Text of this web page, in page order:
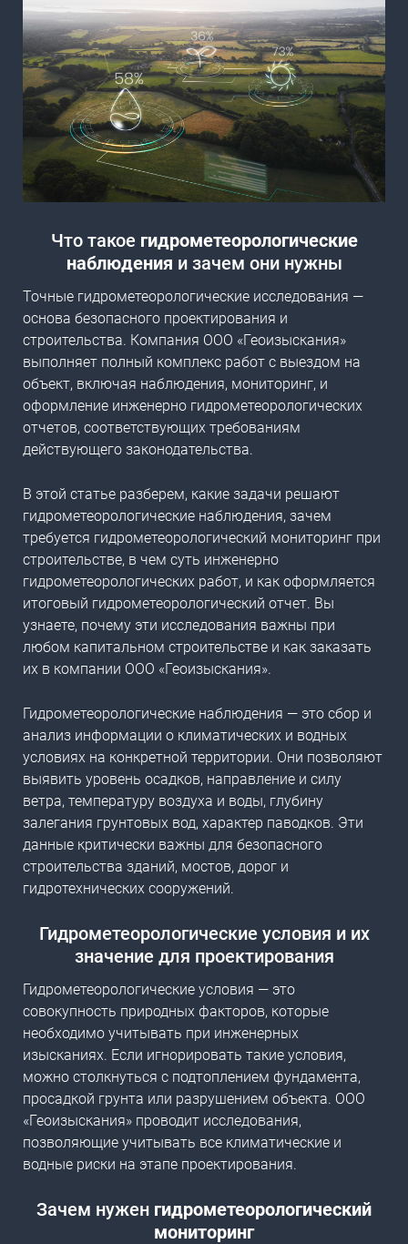
Что такое гидрометеорологические
наблюдения и зачем они нужны
Точные гидрометеорологические исследования —
основа безопасного проектирования и
строительства. Компания ООО «Геоизыскания»
выполняет полный комплекс работ с выездом на
объект, включая наблюдения, мониторинг, и
оформление инженерно гидрометеорологических
отчетов, соответствующих требованиям
действующего законодательства.
В этой статье разберем, какие задачи решают
гидрометеорологические наблюдения, зачем
требуется гидрометеорологический мониторинг при
строительстве, в чем суть инженерно
гидрометеорологических работ, и как оформляется
итоговый гидрометеорологический отчет. Вы
узнаете, почему эти исследования важны при
любом капитальном строительстве и как заказать
их в компании ООО «Геоизыскания».
Гидрометеорологические наблюдения — это сбор и
анализ информации о климатических и водных
условиях на конкретной территории. Они позволяют
выявить уровень осадков, направление и силу
ветра, температуру воздуха и воды, глубину
залегания грунтовых вод, характер паводков. Эти
данные критически важны для безопасного
строительства зданий, мостов, дорог и
гидротехнических сооружений.
Гидрометеорологические условия и их
значение для проектирования
Гидрометеорологические условия — это
совокупность природных факторов, которые
необходимо учитывать при инженерных
изысканиях. Если игнорировать такие условия,
можно столкнуться с подтоплением фундамента,
просадкой грунта или разрушением объекта. ООО
«Геоизыскания» проводит исследования,
позволяющие учитывать все климатические и
водные риски на этапе проектирования.
Зачем нужен гидрометеорологический
мониторинг